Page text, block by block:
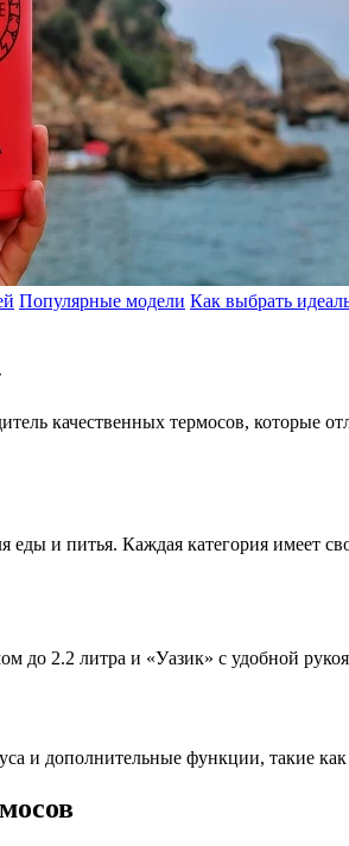
Популярные модели Как выбрать
качественных термосов, которые
еды и питья. Каждая категория имеет
до 2.2 литра и «Уазик» с удобной
и дополнительные функции, такие